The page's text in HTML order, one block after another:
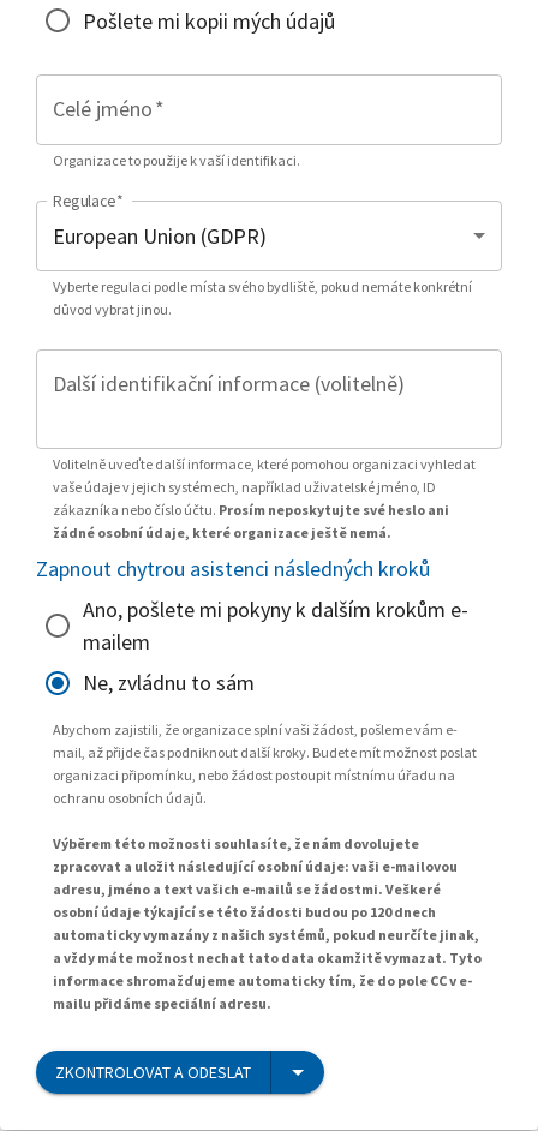
Pošlete mi kopii mých údajů
Celé jméno*
Organizace to použije k vaší identifikaci.
Regulace*
Vyberte regulaci podle místa svého bydliště, pokud nemáte konkrétní
důvod vybrat jinou.
Další identifikační informace (volitelně)
Volitelně uveďte další informace, které pomohou organizaci vyhledat
vaše údaje v jejich systémech, například uživatelské jméno, ID
zákazníka nebo číslo účtu. Prosím neposkytujte své heslo ani
žádné osobní údaje, které organizace ještě nemá.
Zapnout chytrou asistenci následných kroků
Ano, pošlete mi pokyny k dalším krokům e-
mailem
Ne, zvládnu to sám
Abychom zajistili, že organizace splní vaši žádost, pošleme vám e-
mail, až přijde čas podniknout další kroky. Budete mít možnost poslat
organizaci připomínku, nebo žádost postoupit místnímu úřadu na
ochranu osobních údajů.
Výběrem této možnosti souhlasíte, že nám dovolujete
zpracovat a uložit následující osobní údaje: vaši e-mailovou
adresu, jméno a text vašich e-mailů se žádostmi. Veškeré
osobní údaje týkající se této žádosti budou po 120 dnech
automaticky vymazány z našich systémů, pokud neurčíte jinak,
a vždy máte možnost nechat tato data okamžitě vymazat. Tyto
informace shromažďujeme automaticky tím, že do pole CC v e-
mailu přidáme speciální adresu.
ZKONTROLOVAT A ODESLAT